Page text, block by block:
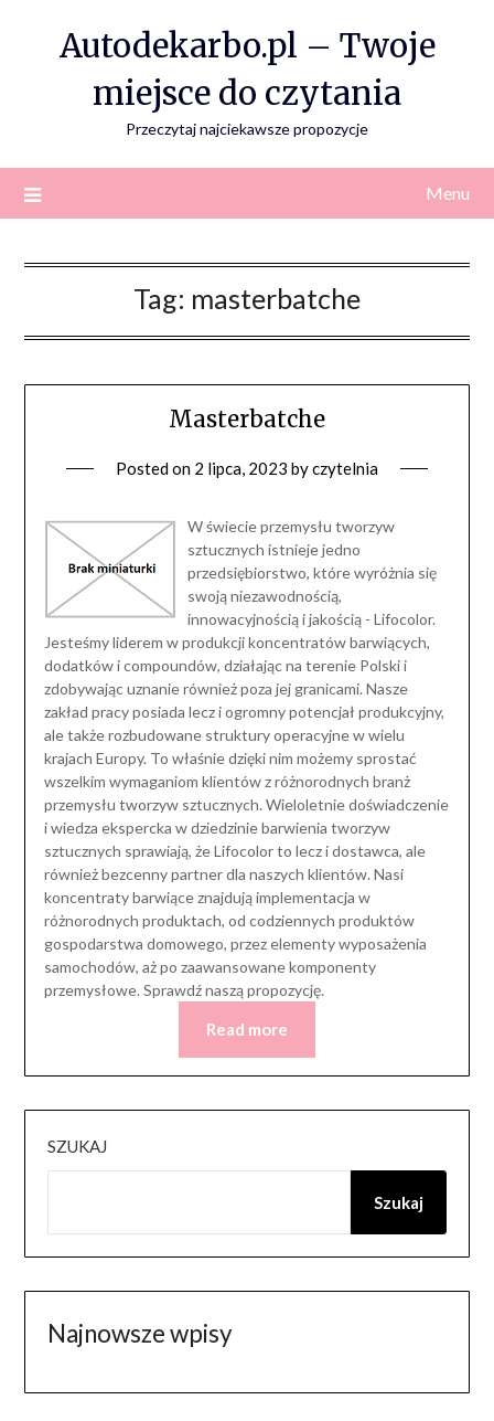
Autodekarbo.pl – Twoje
miejsce do czytania
Przeczytaj najciekawsze propozycje
Menu
Tag: masterbatche
Masterbatche
Posted on 2 lipca, 2023 byczytelnia
W świecie przemysłu tworzyw
sztucznych istnieje jedno
przedsiębiorstwo, które wyróżnia się
swoją niezawodnością,
innowacyjnością i jakością - Lifocolor.
Jesteśmy liderem w produkcji koncentratów barwiących,
dodatków i compoundów, działając na terenie Polski i
zdobywając uznanie również poza jej granicami. Nasze
zakład pracy posiada lecz i ogromny potencjał produkcyjny,
ale także rozbudowane struktury operacyjne w wielu
krajach Europy. To właśnie dzięki nim możemy sprostać
wszelkim wymaganiom klientów z różnorodnych branż
przemysłu tworzyw sztucznych. Wieloletnie doświadczenie
i wiedza ekspercka w dziedzinie barwienia tworzyw
sztucznych sprawiają, że Lifocolor to lecz i dostawca, ale
również bezcenny partner dla naszych klientów. Nasi
koncentraty barwiące znajdują implementacja w
różnorodnych produktach, od codziennych produktów
gospodarstwa domowego, przez elementy wyposażenia
samochodów, aż po zaawansowane komponenty
przemysłowe. Sprawdź naszą propozycję.
Read more
SZUKAJ
Szukaj
Najnowsze wpisy